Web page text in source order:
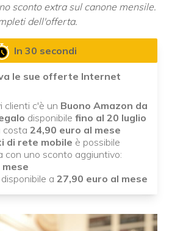
sconto extra sul canone mensile.
dell'offerta.
In 30 secondi
le sue offerte Internet
clienti c'è un Buono Amazon da
disponibile fino al 20 luglio
costa 24,90 euro al mese
di rete mobile è possibile
con uno sconto aggiuntivo:
a 27,90 euro al mese